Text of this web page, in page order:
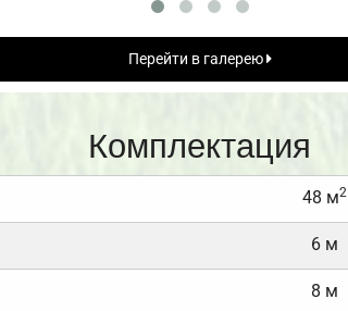
Перейти в галерею
Комплектация
48 м2
6 м
8 м